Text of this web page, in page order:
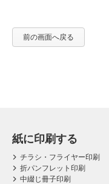
前の画面へ戻る
紙に印刷する
チラシ・フライヤー印刷
折パンフレット印刷
中綴じ冊子印刷